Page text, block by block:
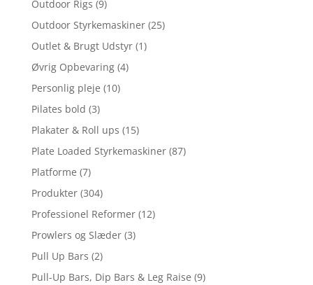
Outdoor Rigs (9)
Outdoor Styrkemaskiner (25)
Outlet & Brugt Udstyr (1)
Øvrig Opbevaring (4)
Personlig pleje (10)
Pilates bold (3)
Plakater & Roll ups (15)
Plate Loaded Styrkemaskiner (87)
Platforme (7)
Produkter (304)
Professionel Reformer (12)
Prowlers og Slæder (3)
Pull Up Bars (2)
Pull-Up Bars, Dip Bars & Leg Raise (9)